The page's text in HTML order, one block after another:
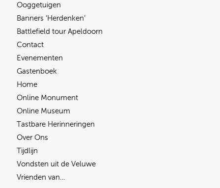
Ooggetuigen
Banners ‘Herdenken’
Battlefield tour Apeldoorn
Contact
Evenementen
Gastenboek
Home
Online Monument
Online Museum
Tastbare Herinneringen
Over Ons
Tijdlijn
Vondsten uit de Veluwe
Vrienden van…